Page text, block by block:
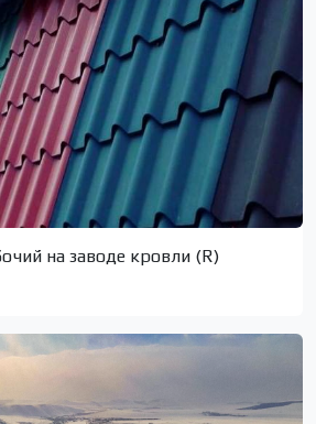
на заводе кровли (R)